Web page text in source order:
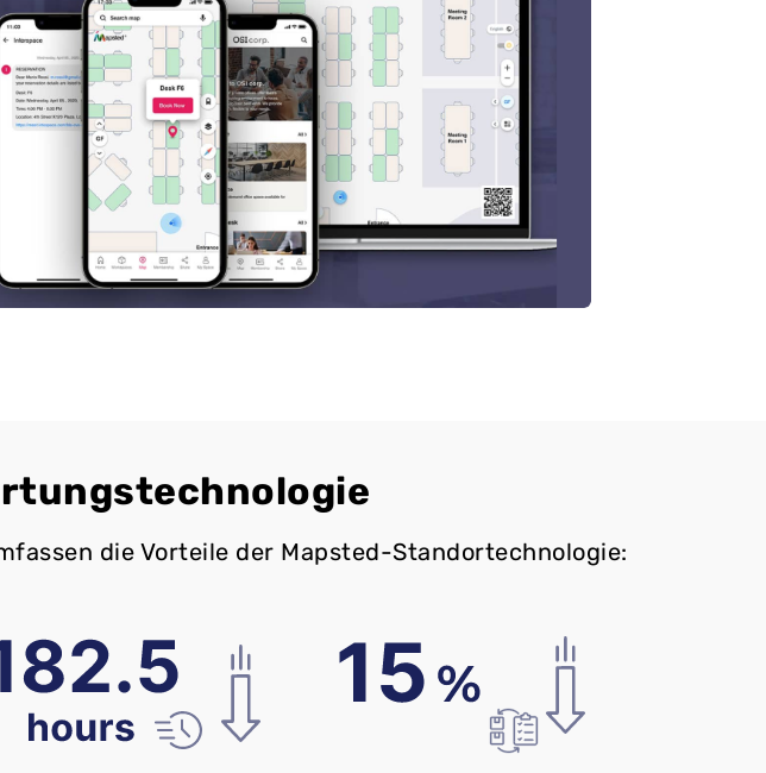
die Vorteile der Mapsted-Standortechnologie: